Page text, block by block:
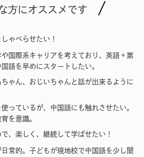
方にオススメです
ゃべらせたい！
国際系キャリアを考えており、英語＋第
語を早めにスタートしたい。
ゃん、おじいちゃんと話が出来るように
っているが、中国語にも触れさせたい。
を意識。
、楽しく、継続して学ばせたい！
常的。子どもが現地校で中国語を少し聞